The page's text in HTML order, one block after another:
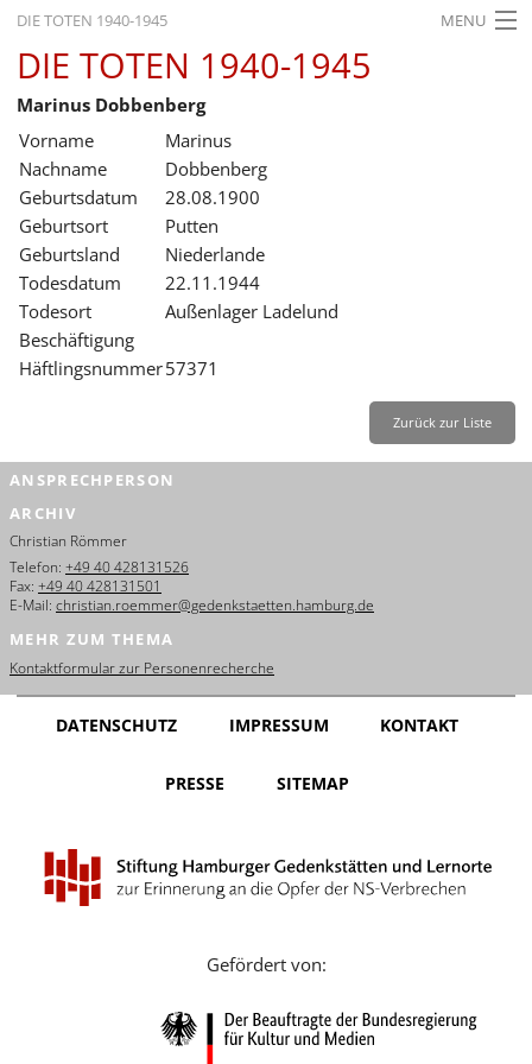
DIE TOTEN 1940-1945 MENU
STARTSEITE
AKTUELLES
AUSSTELLUNGEN
GESCHICHTE
BILDUNG
FORSCHUNG
SERVICE
Français
Dansk
Español
Nederlands
Português
Русский
Leichte Sprache
DIE TOTEN 1940-1945
Marinus Dobbenberg
Vorname
Marinus
Nachname
Dobbenberg
Geburtsdatum
28.08.1900
Geburtsort
Putten
Geburtsland
Niederlande
Todesdatum
22.11.1944
Todesort
Außenlager Ladelund
Beschäftigung
Häftlingsnummer57371
Zurück zur Liste
ANSPRECHPERSON
ARCHIV
Christian Römmer
Telefon: +49 40 428131526
Fax: +49 40 428131501
E-Mail: christian.roemmer@gedenkstaetten.hamburg.de
MEHR ZUM THEMA
Kontaktformular zur Personenrecherche
DATENSCHUTZ IMPRESSUM KONTAKT
PRESSE SITEMAP
Gefördert von: